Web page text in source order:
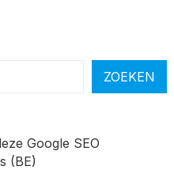
ZOEKEN
Google SEO
(BE)